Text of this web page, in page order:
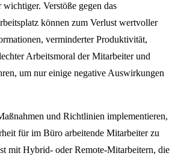
Verstöße gegen das
können zum Verlust wertvoller
verminderter Produktivität,
Arbeitsmoral der Mitarbeiter und
um nur einige negative Auswirkungen
und Richtlinien implementieren,
für im Büro arbeitende Mitarbeiter zu
mit Hybrid- oder Remote-Mitarbeitern, die